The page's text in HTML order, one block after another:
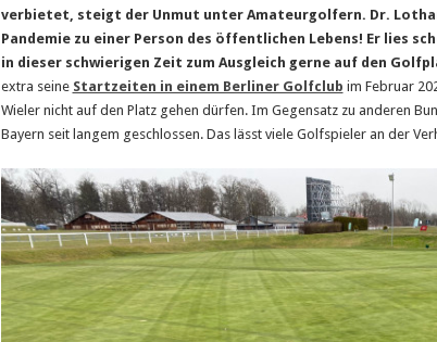
verbietet, steigt der Unmut unter Amateurgolfern. Dr.
Pandemie zu einer Person des öffentlichen Lebens! Er lies
in dieser schwierigen Zeit zum Ausgleich gerne auf den
extra seine Startzeiten in einem Berliner Golfclub im Februar
Wieler nicht auf den Platz gehen dürfen. Im Gegensatz zu anderen
Bayern seit langem geschlossen. Das lässt viele Golfspieler an der